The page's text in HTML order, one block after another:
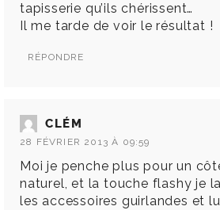
tapisserie qu’ils chérissent…
Il me tarde de voir le résultat !
RÉPONDRE
CLÉM
28 FÉVRIER 2013 À 09:59
Moi je penche plus pour un
naturel, et la touche flashy je
les accessoires guirlandes et